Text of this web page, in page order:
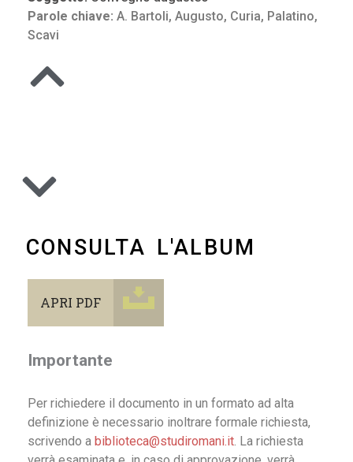
Parole chiave: A. Bartoli, Augusto, Curia, Palatino,
Scavi
CONSULTA L'ALBUM
APRI PDF
Importante
Per richiedere il documento in un formato ad alta
definizione è necessario inoltrare formale richiesta,
scrivendo a biblioteca@studiromani.it. La richiesta